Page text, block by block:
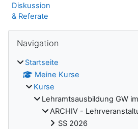
Diskussion
& Referate
Navigation
Startseite
Meine Kurse
Kurse
Lehramtsausbildung GW
ARCHIV -
SS 2026